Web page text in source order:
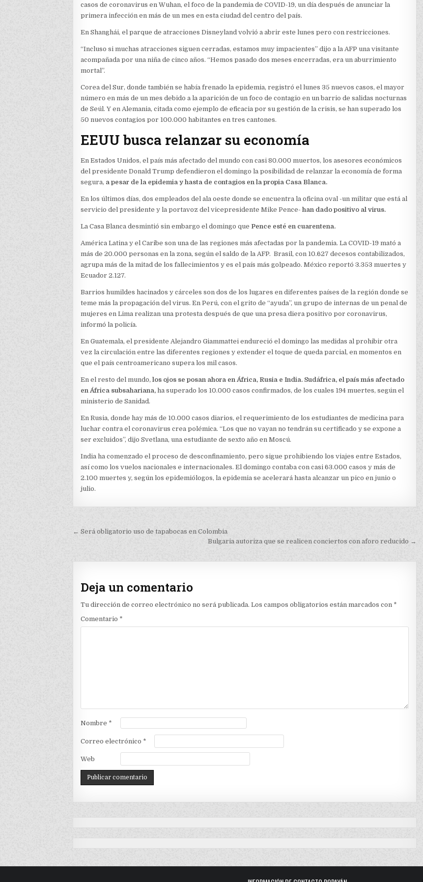
casos de coronavirus en Wuhan, el foco de la pandemia de COVID-19, un día después de anunciar la
primera infección en más de un mes en esta ciudad del centro del país.
En Shanghái, el parque de atracciones Disneyland volvió a abrir este lunes pero con restricciones.
“Incluso si muchas atracciones siguen cerradas, estamos muy impacientes” dijo a la AFP una visitante
acompañada por una niña de cinco años. “Hemos pasado dos meses encerradas, era un aburrimiento
mortal”.
Corea del Sur, donde también se había frenado la epidemia, registró el lunes 35 nuevos casos, el mayor
número en más de un mes debido a la aparición de un foco de contagio en un barrio de salidas nocturnas
de Seúl. Y en Alemania, citada como ejemplo de eficacia por su gestión de la crisis, se han superado los
50 nuevos contagios por 100.000 habitantes en tres cantones.
EEUU busca relanzar su economía
En Estados Unidos, el país más afectado del mundo con casi 80.000 muertos, los asesores económicos
del presidente Donald Trump defendieron el domingo la posibilidad de relanzar la economía de forma
segura, a pesar de la epidemia y hasta de contagios en la propia Casa Blanca.
En los últimos días, dos empleados del ala oeste donde se encuentra la oficina oval -un militar que está al
servicio del presidente y la portavoz del vicepresidente Mike Pence- han dado positivo al virus.
La Casa Blanca desmintió sin embargo el domingo que Pence esté en cuarentena.
América Latina y el Caribe son una de las regiones más afectadas por la pandemia. La COVID-19 mató a
más de 20.000 personas en la zona, según el saldo de la AFP. Brasil, con 10.627 decesos contabilizados,
agrupa más de la mitad de los fallecimientos y es el país más golpeado. México reportó 3.353 muertes y
Ecuador 2.127.
Barrios humildes hacinados y cárceles son dos de los lugares en diferentes países de la región donde se
teme más la propagación del virus. En Perú, con el grito de “ayuda”, un grupo de internas de un penal de
mujeres en Lima realizan una protesta después de que una presa diera positivo por coronavirus,
informó la policía.
En Guatemala, el presidente Alejandro Giammattei endureció el domingo las medidas al prohibir otra
vez la circulación entre las diferentes regiones y extender el toque de queda parcial, en momentos en
que el país centroamericano supera los mil casos.
En el resto del mundo, los ojos se posan ahora en África, Rusia e India. Sudáfrica, el país más afectado
en África subsahariana, ha superado los 10.000 casos confirmados, de los cuales 194 muertes, según el
ministerio de Sanidad.
En Rusia, donde hay más de 10.000 casos diarios, el requerimiento de los estudiantes de medicina para
luchar contra el coronavirus crea polémica. “Los que no vayan no tendrán su certificado y se expone a
ser excluidos”, dijo Svetlana, una estudiante de sexto año en Moscú.
India ha comenzado el proceso de desconfinamiento, pero sigue prohibiendo los viajes entre Estados,
así como los vuelos nacionales e internacionales. El domingo contaba con casi 63.000 casos y más de
2.100 muertes y, según los epidemiólogos, la epidemia se acelerará hasta alcanzar un pico en junio o
julio.
Navegación
entradas
← Será obligatorio uso de tapabocas en Colombia
Bulgaria autoriza que se realicen conciertos con aforo reducido →
Deja un comentario
Tu dirección de correo electrónico no será publicada. Los campos obligatorios están marcados con *
Comentario *
Nombre *
Correo electrónico *
Web